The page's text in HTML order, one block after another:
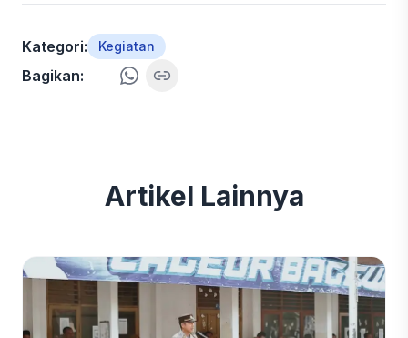
Kategori: Kegiatan
Bagikan:
Artikel Lainnya